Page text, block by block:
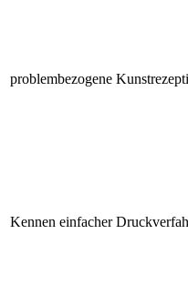
problembezogene
Kennen einfacher